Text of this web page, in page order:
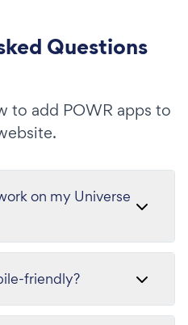
Questions
to add POWR apps to
on my Universe
friendly?